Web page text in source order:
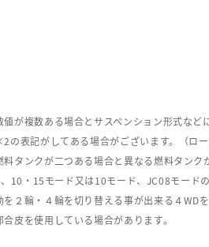
が複数ある場合とサスペンション形式など
の表記がしてある場合がございます。（ロー
タンクが二つある場合と異なる燃料タンク
10・15モード又は10モード、JC08モード
を２輪・４輪を切り替える事が出来る４WD
皮を使用している場合があります。